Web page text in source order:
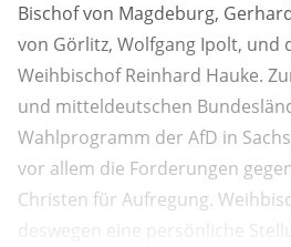
Bischof von Magdeburg,
von Görlitz, Wolfgang Ipolt, und
Weihbischof Reinhard Hauke.
und mitteldeutschen
Wahlprogramm der AfD in
vor allem die Forderungen
Christen für Aufregung.